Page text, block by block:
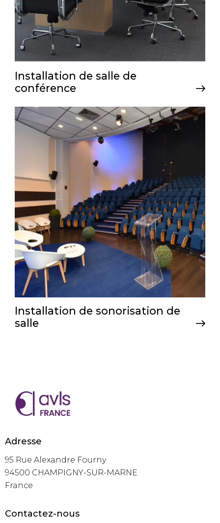
Installation de salle de
conférence
Installation de sonorisation de
salle
Adresse
95 Rue Alexandre Fourny
94500 CHAMPIGNY-SUR-MARNE
France
Contactez-nous